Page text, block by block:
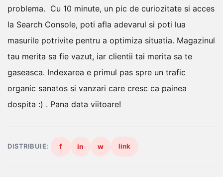
problema. Cu 10 minute, un pic de curiozitate si acces
la Search Console, poti afla adevarul si poti lua
masurile potrivite pentru a optimiza situatia. Magazinul
tau merita sa fie vazut, iar clientii tai merita sa te
gaseasca. Indexarea e primul pas spre un trafic
organic sanatos si vanzari care cresc ca painea
dospita :) . Pana data viitoare!
DISTRIBUIE: f in w link